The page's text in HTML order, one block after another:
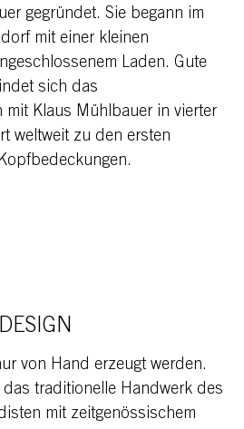
gegründet. Sie begann im
mit einer kleinen
Laden. Gute
sich das
mit Klaus Mühlbauer in vierter
weltweit zu den ersten
von Hand erzeugt werden.
traditionelle Handwerk des
mit zeitgenössischem